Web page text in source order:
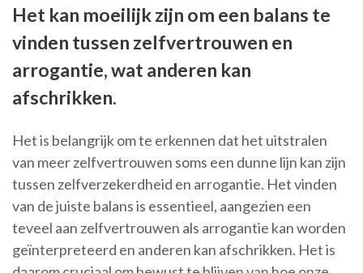
Het kan moeilijk zijn om een balans te
vinden tussen zelfvertrouwen en
arrogantie, wat anderen kan
afschrikken.
Het is belangrijk om te erkennen dat het uitstralen
van meer zelfvertrouwen soms een dunne lijn kan zijn
tussen zelfverzekerdheid en arrogantie. Het vinden
van de juiste balans is essentieel, aangezien een
teveel aan zelfvertrouwen als arrogantie kan worden
geïnterpreteerd en anderen kan afschrikken. Het is